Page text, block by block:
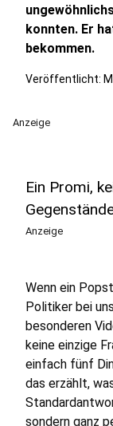
konnten. Er
bekommen.
Veröffentlicht:
Anzeige
Ein Promi,
Anzeige
Wenn ein
Politiker bei
besonderen
keine einzige
einfach fünf
das erzählt,
sondern ganz